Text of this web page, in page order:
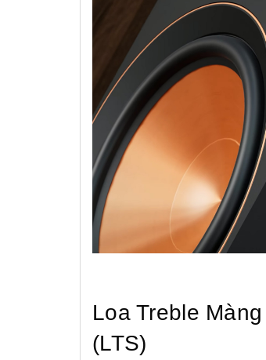
Loa Treble
(LTS)